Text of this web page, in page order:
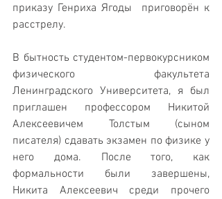
приказу Генриха Ягоды  приговорён к
расстрелу.
В бытность студентом-первокурсником
физического факультета
Ленинградского Университета, я был
приглашен профессором Никитой
Алексеевичем Толстым (сыном
писателя) сдавать экзамен по физике у
него дома. После того, как
формальности были завершены,
Никита Алексеевич среди прочего